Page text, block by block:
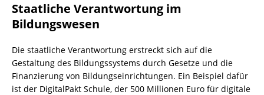
Staatliche Verantwortung im
Bildungswesen
Die staatliche Verantwortung erstreckt sich auf die
Gestaltung des Bildungssystems durch Gesetze und die
Finanzierung von Bildungseinrichtungen. Ein Beispiel dafür
ist der DigitalPakt Schule, der 500 Millionen Euro für digitale